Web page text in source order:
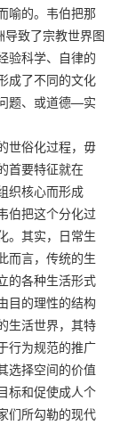
喻的。韦伯把那
导致了宗教世界图
验科学、自律的
成了不同的文化
题、或道德—实
世俗化过程，毋
首要特征就在
织核心而形成
伯把这个分化过
。其实，日常生
而言，传统的生
的各种生活形式
目的理性的结构
生活世界，其特
行为规范的推广
选择空间的价值
标和促使成人个
们所勾勒的现代